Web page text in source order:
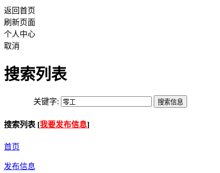
返回首页
刷新页面
个人中心
取消
搜索列表
关键字:
搜索列表 [我要发布信息]
首页
发布信息